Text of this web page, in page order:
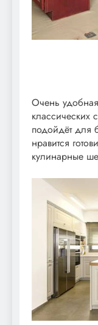
Очень
классических
подойдёт для
нравится
кулинарные